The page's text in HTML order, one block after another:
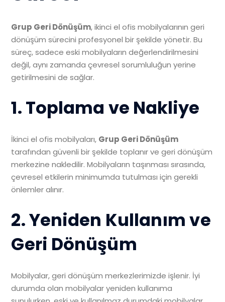
Grup Geri Dönüşüm, ikinci el ofis mobilyalarının geri
dönüşüm sürecini profesyonel bir şekilde yönetir. Bu
süreç, sadece eski mobilyaların değerlendirilmesini
değil, aynı zamanda çevresel sorumluluğun yerine
getirilmesini de sağlar.
1. Toplama ve Nakliye
İkinci el ofis mobilyaları, Grup Geri Dönüşüm
tarafından güvenli bir şekilde toplanır ve geri dönüşüm
merkezine nakledilir. Mobilyaların taşınması sırasında,
çevresel etkilerin minimumda tutulması için gerekli
önlemler alınır.
2. Yeniden Kullanım ve
Geri Dönüşüm
Mobilyalar, geri dönüşüm merkezlerimizde işlenir. İyi
durumda olan mobilyalar yeniden kullanıma